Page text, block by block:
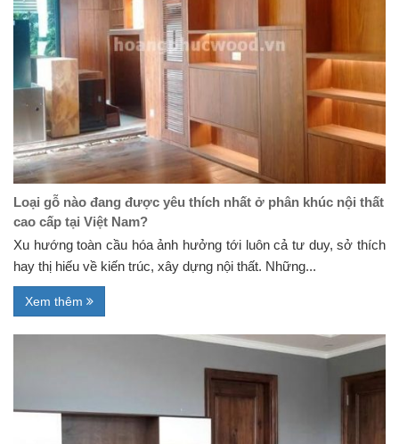
Loại gỗ nào đang được yêu thích nhất ở phân khúc nội thất
cao cấp tại Việt Nam?
Xu hướng toàn cầu hóa ảnh hưởng tới luôn cả tư duy, sở thích
hay thị hiếu về kiến trúc, xây dựng nội thất. Những...
Xem thêm